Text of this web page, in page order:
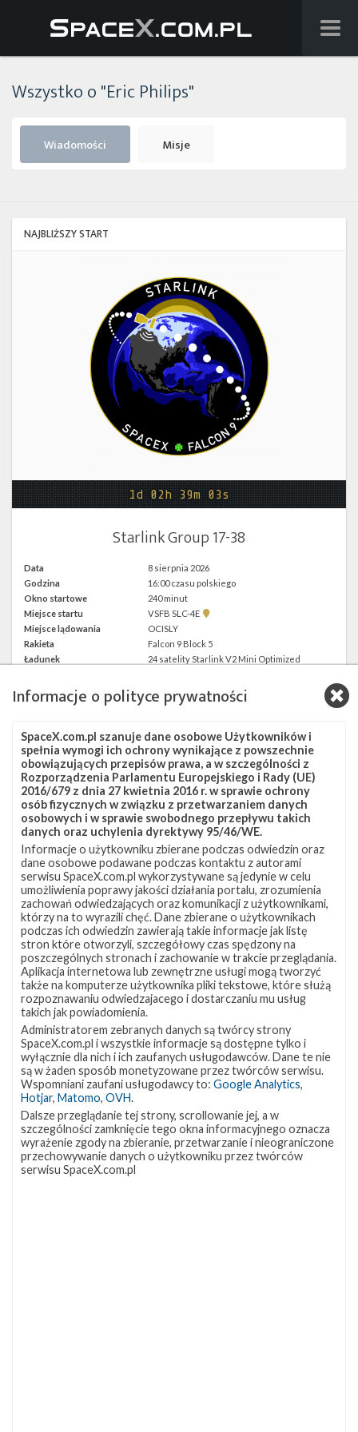
Starlink
Facebook
Kalendarze
Wszystko o "Eric Philips"
Wiadomości Misje
NAJBLIŻSZY START
1d 02h 39m 03s
Starlink Group 17-38
Data
8 sierpnia 2026
Godzina
16:00 czasu polskiego
Okno startowe
240 minut
Miejsce startu
VSFB SLC-4E
Pokaż
SLC-
4E w
Google
Miejsce lądowania
OCISLY
Rakieta
Falcon 9 Block 5
Ładunek
24 satelity Starlink V2 Mini Optimized
Z NASZEGO TWITTERA
Śledź nas na Twitterze
OSTATNIO POPULARNE
NAJPOPULARNIEJSZE TEMATY
Falcon 9 1046 Starlink 561 SLC-40 521
OCISLY 337 LC-39A 292 SLC-4E 284
NASA Lądowanie JRTI 214
ASOG Dragon 2 145 Osłony ładunku
Starship 107 Landing Zone 1
Informacje o polityce prywatności
SpaceX.com.pl szanuje dane osobowe Użytkowników i
spełnia wymogi ich ochrony wynikające z powszechnie
obowiązujących przepisów prawa, a w szczególności z
Rozporządzenia Parlamentu Europejskiego i Rady (UE)
2016/679 z dnia 27 kwietnia 2016 r. w sprawie ochrony
osób fizycznych w związku z przetwarzaniem danych
osobowych i w sprawie swobodnego przepływu takich
danych oraz uchylenia dyrektywy 95/46/WE.
Informacje o użytkowniku zbierane podczas odwiedzin oraz
dane osobowe podawane podczas kontaktu z autorami
serwisu SpaceX.com.pl wykorzystywane są jedynie w celu
umożliwienia poprawy jakości działania portalu, zrozumienia
zachowań odwiedzających oraz komunikacji z użytkownikami,
którzy na to wyrazili chęć. Dane zbierane o użytkownikach
podczas ich odwiedzin zawierają takie informacje jak listę
stron które otworzyli, szczegółowy czas spędzony na
poszczególnych stronach i zachowanie w trakcie przeglądania.
Aplikacja internetowa lub zewnętrzne usługi mogą tworzyć
także na komputerze użytkownika pliki tekstowe, które służą
rozpoznawaniu odwiedzajacego i dostarczaniu mu usług
takich jak powiadomienia.
Administratorem zebranych danych są twórcy strony
SpaceX.com.pl i wszystkie informacje są dostępne tylko i
wyłącznie dla nich i ich zaufanych usługodawców. Dane te nie
są w żaden sposób monetyzowane przez twórców serwisu.
Wspomniani zaufani usługodawcy to: Google Analytics,
Hotjar, Matomo, OVH.
Dalsze przeglądanie tej strony, scrollowanie jej, a w
szczególności zamknięcie tego okna informacyjnego oznacza
wyrażenie zgody na zbieranie, przetwarzanie i nieograniczone
przechowywanie danych o użytkowniku przez twórców
serwisu SpaceX.com.pl